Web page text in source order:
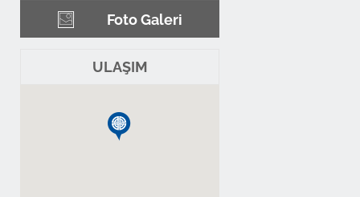
Profili Görüntüle
Foto Galeri
ULAŞIM